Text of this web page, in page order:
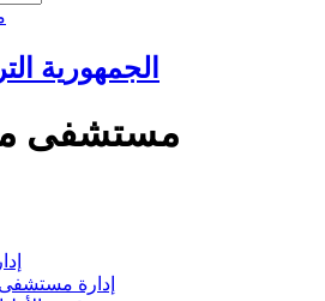
الجمهورية
مستشفى
إدارة مستشفى